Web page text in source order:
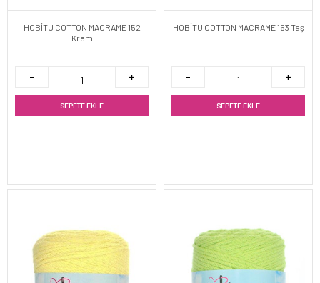
HOBİTU COTTON MACRAME 152
Krem
SEPETE EKLE
HOBİTU COTTON MACRAME 153 Taş
SEPETE EKLE